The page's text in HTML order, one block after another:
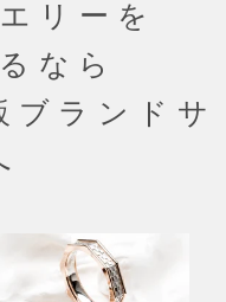
リーを
なら
ブランドサ